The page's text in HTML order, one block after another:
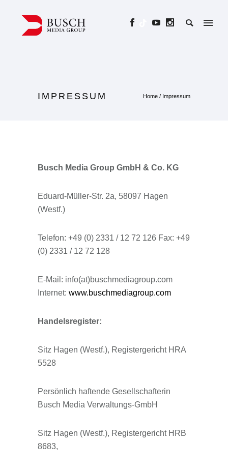
IMPRESSUM Home / Impressum
Busch Media Group GmbH & Co. KG
Eduard-Müller-Str. 2a, 58097 Hagen
(Westf.)
Telefon: +49 (0) 2331 / 12 72 126 Fax: +49
(0) 2331 / 12 72 128
E-Mail: info(at)buschmediagroup.com
Internet: www.buschmediagroup.com
Handelsregister:
Sitz Hagen (Westf.), Registergericht HRA
5528
Persönlich haftende Gesellschafterin
Busch Media Verwaltungs-GmbH
Sitz Hagen (Westf.), Registergericht HRB
8683,